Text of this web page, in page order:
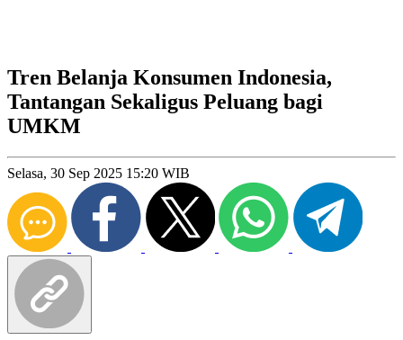
Tren Belanja Konsumen Indonesia,
Tantangan Sekaligus Peluang bagi
UMKM
Selasa, 30 Sep 2025 15:20 WIB